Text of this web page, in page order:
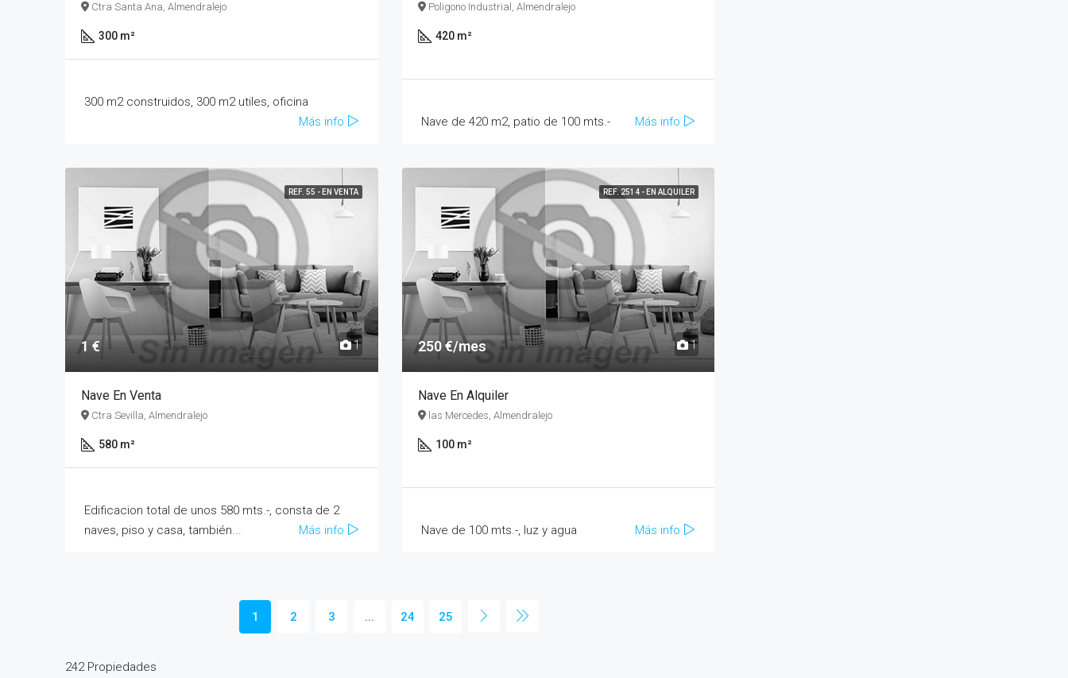
Ctra Santa Ana, Almendralejo
300 m²
300 m2 construidos, 300 m2 utiles, oficina
Más info
Poligono Industrial, Almendralejo
420 m²
Nave de 420 m2, patio de 100 mts.- Más info
REF. 55 - EN VENTA
1 € 1
Nave En Venta
Ctra Sevilla, Almendralejo
580 m²
Edificacion total de unos 580 mts.-, consta de 2
naves, piso y casa, también...
Más info
REF. 2514 - EN ALQUILER
250 €/mes 1
Nave En Alquiler
las Mercedes, Almendralejo
100 m²
Nave de 100 mts.-, luz y agua Más info
1 2 3 ... 24 25
242 Propiedades